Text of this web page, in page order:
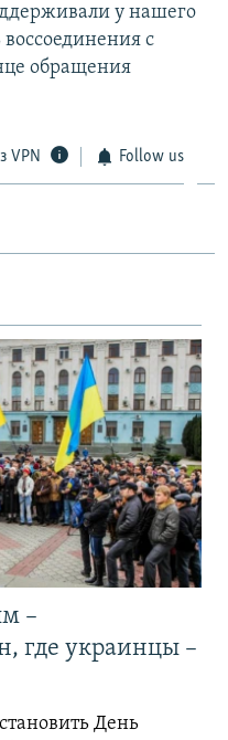
у нашего
с
обращения
VPN Follow us
–
где украинцы –
День